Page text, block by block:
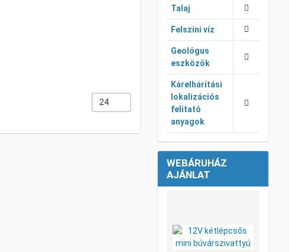
24
Talaj
Felszíni víz
Geológus
eszközök
Kárelhárítási
lokalizációs
felitató
anyagok
WEBÁRUHÁZ
AJÁNLAT